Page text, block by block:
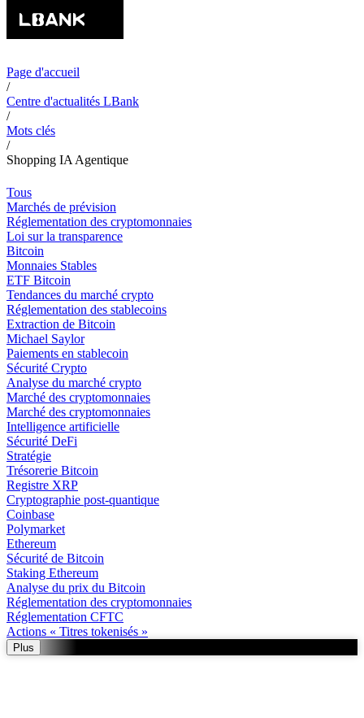
Page d'accueil
/
Centre d'actualités LBank
/
Mots clés
/
Shopping IA Agentique
Tous
Marchés de prévision
Réglementation des cryptomonnaies
Loi sur la transparence
Bitcoin
Monnaies Stables
ETF Bitcoin
Tendances du marché crypto
Réglementation des stablecoins
Extraction de Bitcoin
Michael Saylor
Paiements en stablecoin
Sécurité Crypto
Analyse du marché crypto
Marché des cryptomonnaies
Marché des cryptomonnaies
Intelligence artificielle
Sécurité DeFi
Stratégie
Trésorerie Bitcoin
Registre XRP
Cryptographie post-quantique
Coinbase
Polymarket
Ethereum
Sécurité de Bitcoin
Staking Ethereum
Analyse du prix du Bitcoin
Réglementation des cryptomonnaies
Réglementation CFTC
Actions « Titres tokenisés »
Plus